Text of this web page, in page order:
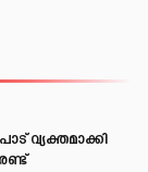
വ്യക്തമാക്കി